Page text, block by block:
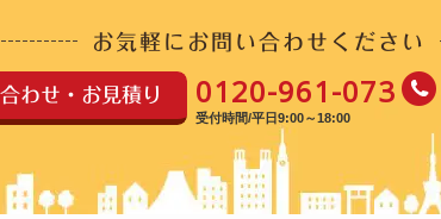
わせ・お見積り 0120-961-073
受付時間/平日9:00～18:00
お気軽にお問い合わせください